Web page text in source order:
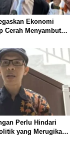
Ekonomi
Cerah Menyambut
Perlu Hindari
yang Merugikan